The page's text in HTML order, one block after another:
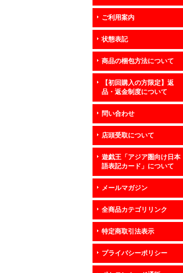
ご利用案内
状態表記
商品の梱包方法について
【初回購入の方限定】返
品・返金制度について
問い合わせ
店頭受取について
遊戯王「アジア圏向け日本
語表記カード」について
メールマガジン
全商品カテゴリリンク
特定商取引法表示
プライバシーポリシー